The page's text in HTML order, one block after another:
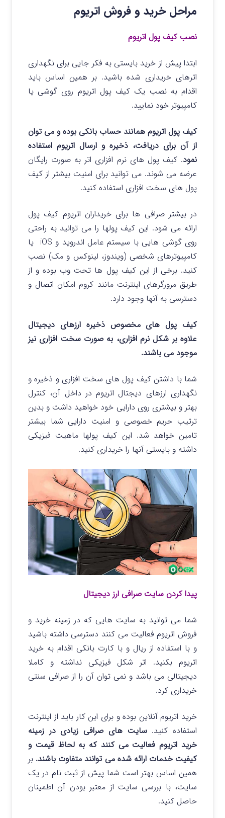
مراحل خرید و فروش اتریوم
نصب کیف پول اتریوم
ابتدا پیش از خرید بایستی به فکر جایی برای نگهداری
اترهای خریداری شده باشید. بر همین اساس باید
اقدام به نصب یک کیف پول اتریوم روی گوشی یا
کامپیوتر خود نمایید.
کیف پول اتریوم همانند حساب بانکی بوده و می توان
از آن برای دریافت، ذخیره و ارسال اتریوم استفاده
نمود. کیف پول های نرم افزاری اتر به صورت رایگان
عرضه می شوند. می توانید برای امنیت بیشتر از کیف
پول های سخت افزاری استفاده کنید.
در بیشتر صرافی ها برای خریداران اتریوم کیف پول
ارائه می شود. این کیف پولها را می توانید به راحتی
روی گوشی هایی با سیستم عامل اندروید و iOS یا
کامپیوترهای شخصی (ویندوز، لینوکس و مک) نصب
کنید. برخی از این کیف پول ها تحت وب بوده و از
طریق مرورگرهای اینترنت مانند کروم امکان اتصال و
دسترسی به آنها وجود دارد.
کیف پول های مخصوص ذخیره ارزهای دیجیتال
علاوه بر شکل نرم افزاری، به صورت سخت افزاری نیز
موجود می باشند.
شما با داشتن کیف پول های سخت افزاری و ذخیره و
نگهداری ارزهای دیجتال اتریوم در داخل آن، کنترل
بهتر و بیشتری روی دارایی خود خواهید داشت و بدین
ترتیب حریم خصوصی و امنیت دارایی شما بیشتر
تامین خواهد شد. این کیف پولها ماهیت فیزیکی
داشته و بایستی آنها را خریداری کنید.
پیدا کردن سایت صرافی ارز دیجیتال
شما می توانید به سایت هایی که در زمینه خرید و
فروش اتریوم فعالیت می کنند دسترسی داشته باشید
و با استفاده از ریال و با کارت بانکی اقدام به خرید
اتریوم بکنید. اتر شکل فیزیکی نداشته و کاملا
دیجیتالی می باشد و نمی توان آن را از صرافی سنتی
خریداری کرد.
خرید اتریوم آنلاین بوده و برای این کار باید از اینترنت
استفاده کنید.سایت های صرافی زیادی در زمینه
خرید اتریوم فعالیت می کنند که به لحاظ قیمت و
کیفیت خدمات ارائه شده می توانند متفاوت باشند. بر
همین اساس بهتر است شما پیش از ثبت نام در یک
سایت، با بررسی سایت از معتبر بودن آن اطمینان
حاصل کنید.